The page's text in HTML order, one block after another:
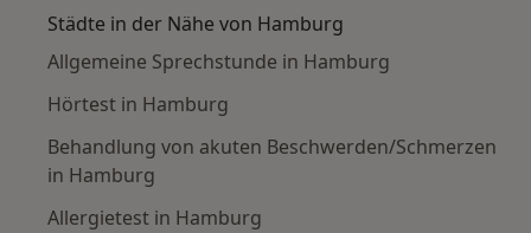
Städte in der Nähe von Hamburg
Allgemeine Sprechstunde in Hamburg
Hörtest in Hamburg
Behandlung von akuten Beschwerden/Schmerzen
in Hamburg
Allergietest in Hamburg